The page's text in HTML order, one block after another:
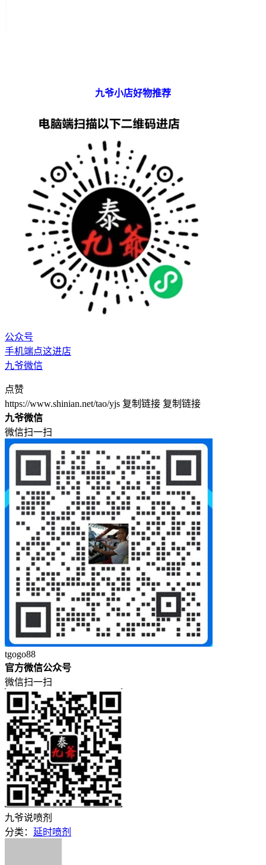
九爷小店好物推荐
公众号
手机端点这进店
九爷微信
点赞
https://www.shinian.net/tao/yjs 复制链接 复制链接
九爷微信
微信扫一扫
tgogo88
官方微信公众号
微信扫一扫
九爷说喷剂
分类： 延时喷剂